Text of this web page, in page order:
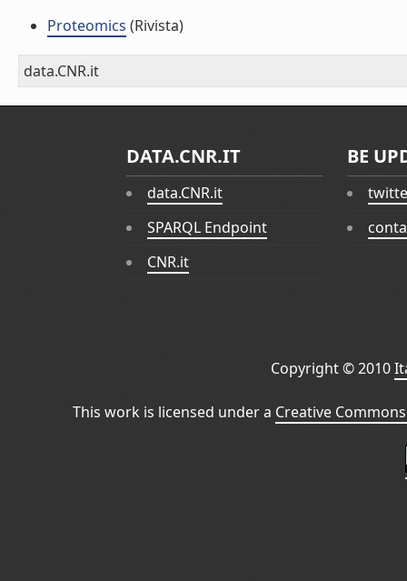
Proteomics (Rivista)
data.CNR.it
DATA.CNR.IT
data.CNR.it
SPARQL Endpoint
CNR.it
BE
Copyright © 2010
This work is licensed under a Creative